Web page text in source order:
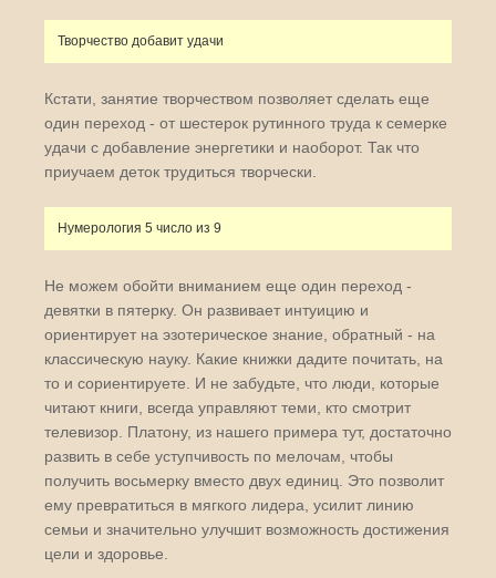
Творчество добавит удачи
Кстати, занятие творчеством позволяет сделать еще
один переход - от шестерок рутинного труда к семерке
удачи с добавление энергетики и наоборот. Так что
приучаем деток трудиться творчески.
Нумерология 5 число из 9
Не можем обойти вниманием еще один переход -
девятки в пятерку. Он развивает интуицию и
ориентирует на эзотерическое знание, обратный - на
классическую науку. Какие книжки дадите почитать, на
то и сориентируете. И не забудьте, что люди, которые
читают книги, всегда управляют теми, кто смотрит
телевизор. Платону, из нашего примера тут, достаточно
развить в себе уступчивость по мелочам, чтобы
получить восьмерку вместо двух единиц. Это позволит
ему превратиться в мягкого лидера, усилит линию
семьи и значительно улучшит возможность достижения
цели и здоровье.